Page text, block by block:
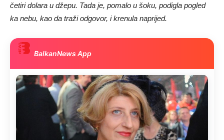
četiri dolara u džepu. Tada je, pomalo u šoku, podigla pogled
ka nebu, kao da traži odgovor, i krenula naprijed.
BalkanNews App